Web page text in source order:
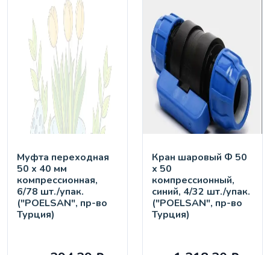
Муфта переходная
50 х 40 мм
компрессионная,
6/78 шт./упак.
("POELSAN", пр-во
Турция)
Кран шaровый Ф 50
х 50
компрессионный,
синий, 4/32 шт./упак.
("POELSAN", пр-во
Турция)